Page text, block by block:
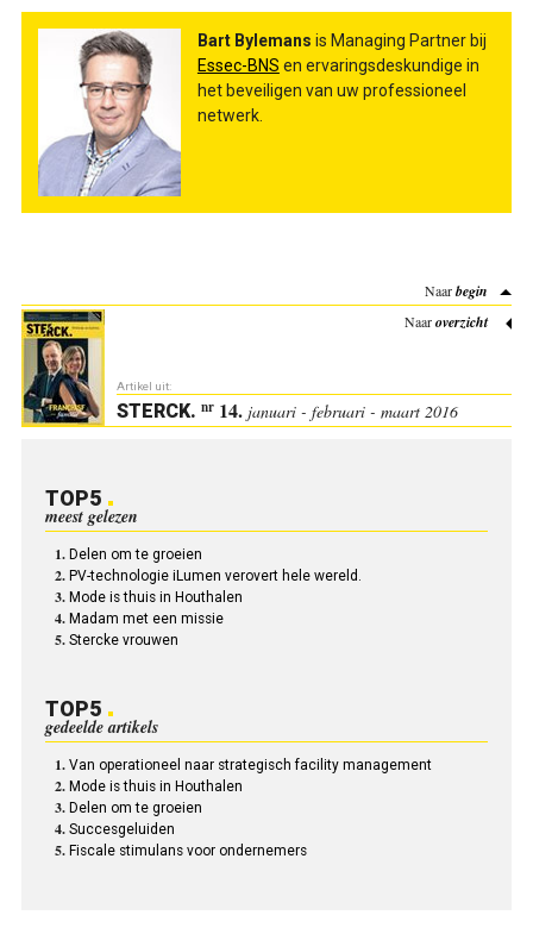
Bart Bylemans is Managing Partner bij
Essec-BNS en ervaringsdeskundige in
het beveiligen van uw professioneel
netwerk.
Naarbegin
Naaroverzicht
Artikel uit:
STERCK. nr14. januari - februari - maart 2016
TOP5
meest gelezen
Delen om te groeien
PV-technologie iLumen verovert hele wereld.
Mode is thuis in Houthalen
Madam met een missie
Stercke vrouwen
TOP5
gedeelde artikels
Van operationeel naar strategisch facility management
Mode is thuis in Houthalen
Delen om te groeien
Succesgeluiden
Fiscale stimulans voor ondernemers